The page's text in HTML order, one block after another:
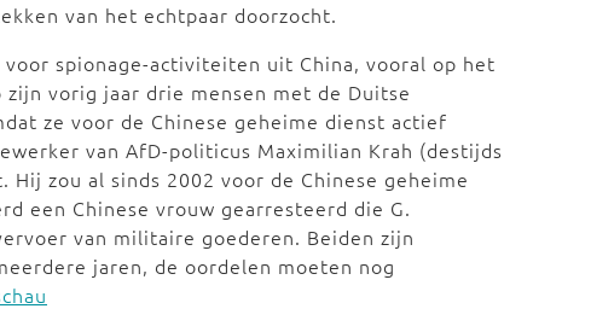
van het echtpaar doorzocht.
spionage-activiteiten uit China, vooral op het
vorig jaar drie mensen met de Duitse
ze voor de Chinese geheime dienst actief
van AfD-politicus Maximilian Krah (destijds
zou al sinds 2002 voor de Chinese geheime
een Chinese vrouw gearresteerd die G.
van militaire goederen. Beiden zijn
jaren, de oordelen moeten nog